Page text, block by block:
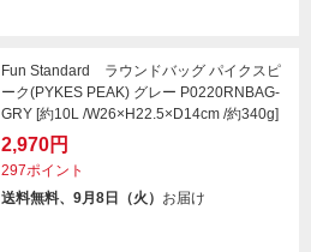
Fun Standard ラウンドバッグ パイクスピ
ーク(PYKES PEAK) グレー P0220RNBAG-
GRY [約10L /W26×H22.5×D14cm /約340g]
2,970円
297ポイント
送料無料、9月8日（火） お届け